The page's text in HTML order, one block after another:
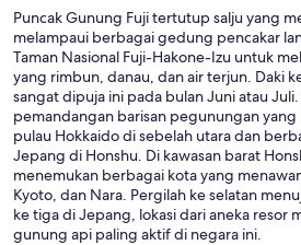
Puncak Gunung Fuji tertutup salju yang
melampaui berbagai gedung pencakar
Taman Nasional Fuji-Hakone-Izu untuk
yang rimbun, danau, dan air terjun. Daki
sangat dipuja ini pada bulan Juni atau
pemandangan barisan pegunungan
pulau Hokkaido di sebelah utara dan
Jepang di Honshu. Di kawasan barat
menemukan berbagai kota yang
Kyoto, dan Nara. Pergilah ke selatan
ke tiga di Jepang, lokasi dari aneka resor
gunung api paling aktif di negara ini.